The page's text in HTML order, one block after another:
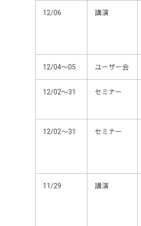
12/06 講演
12/04～05 ユーザー会
12/02～31 セミナー
12/02～31 セミナー
11/29 講演